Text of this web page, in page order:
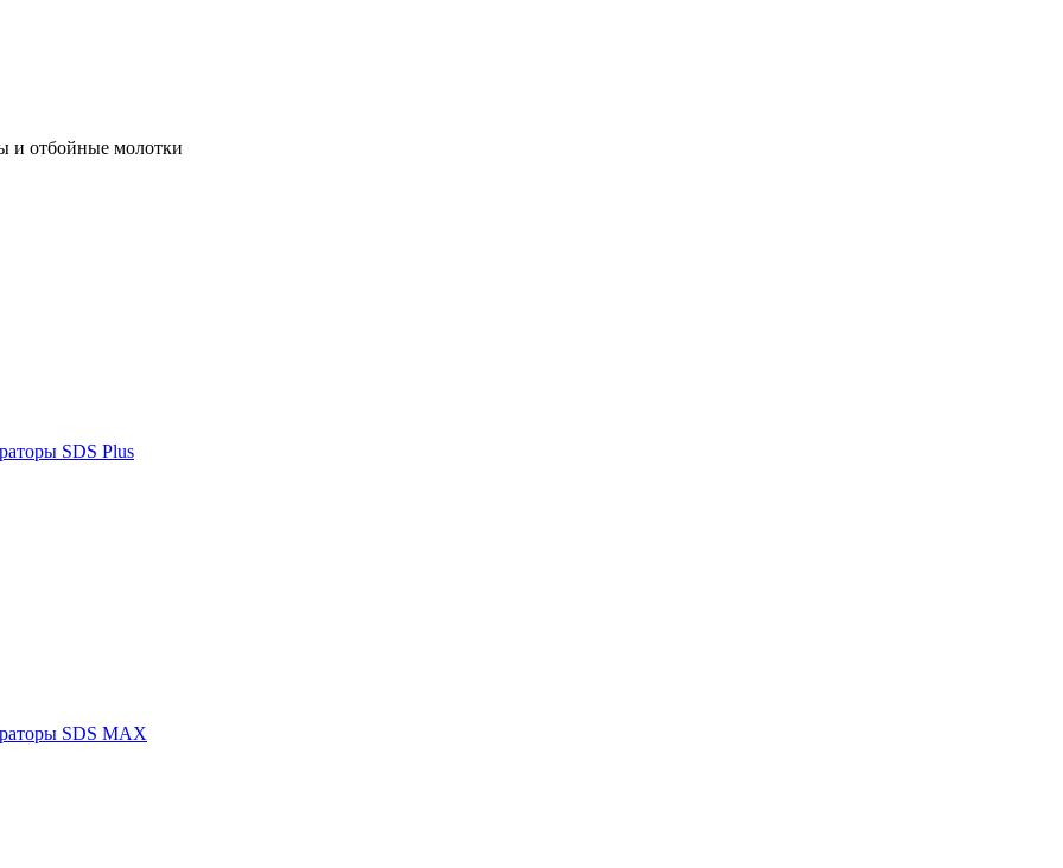
и отбойные молотки
SDS Plus
SDS MAX